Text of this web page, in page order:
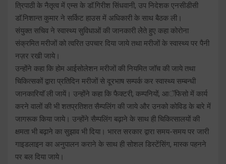
त्रिपाठी के नैतृत्व में एम्स के डाॅ.गिरीश सिंधवानी, उप निदेशक एनसीडीसी
डाॅ.निशान्त कुमार ने सर्किट हाउस में अधिकारी के साथ बैठक ली।
संयुक्त सचिव ने स्वास्थ्य सुविधाओं की जानकारी लेेते हुए कहा कोरोना
संक्रमित मरीजों को त्वरित उपचार दिया जाये तथा मरीजों के स्वास्थ्य पर पैनी
नज़र रखी जाये।
उन्होंने कहा कि होम आईसोलेशन मरीजों की नियमित जाॅच की जाये तथा
चिकित्सकों द्वारा प्रतिदिन मरीजों से दूरभाष सम्पर्क कर स्वास्थ्य सम्बन्धी
जानकारियाॅ ली जायें। उन्होंने कहा कि फैक्टरी, कम्पनियों, आॅफिसो में कार्य
करने वालों की भी शतप्रतिशत सैम्पलिंग की जाये और उनको कोविड के बारे में
जागरूक किया जाये। उन्होंने सैम्पलिंग बढ़ाने के साथ ही चिकित्सालयों की
क्षमता भी बढ़ाने का सुझाव भी दिया। भारत सरकार द्वारा समय-समय पर जारी
गाइडलाइन का अनुपालन कराने के साथ ही सोशल डिस्टेंसिंग, मास्क पहनने
पर बल दिया जाये।